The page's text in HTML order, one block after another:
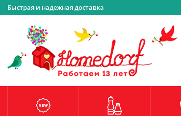
Быстрая и надежная доставка